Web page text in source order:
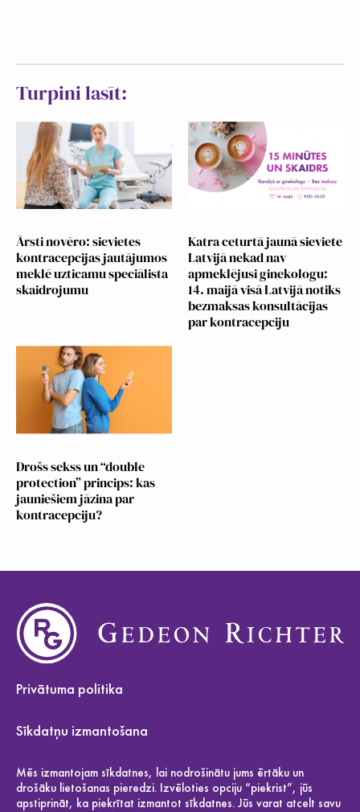
Mēs izmantojam sīkdatnes, lai nodrošinātu jums ērtāku un
drošāku lietošanas pieredzi. Izvēloties opciju “piekrist”, jūs
apstiprināt, ka piekrītat izmantot sīkdatnes. Jūs varat atcelt savu
Turpini lasīt:
Ārsti novēro: sievietes
kontracepcijas jautājumos
meklē uzticamu speciālista
skaidrojumu
Katra ceturtā jaunā sieviete
Latvijā nekad nav
apmeklējusi ginekologu:
14. maijā visā Latvijā notiks
bezmaksas konsultācijas
par kontracepciju
Drošs sekss un “double
protection” princips: kas
jauniešiem jāzina par
kontracepciju?
Privātuma politika
Sīkdatņu izmantošana
Par mums